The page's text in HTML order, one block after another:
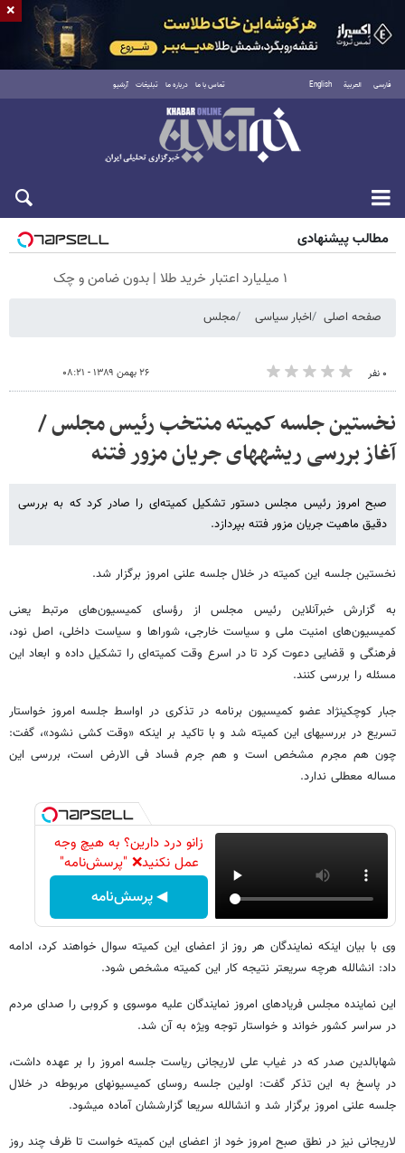
فارسی العربية English تماس با ما درباره ما تبلیغات آرشیو
جمعه ۱۶ مرداد ۱۴۰۵
مطالب پیشنهادی
۱ میلیارد اعتبار خرید طلا | بدون ضامن و چک
صفحه اصلی اخبار سیاسی مجلس
۰ نفر ۲۶ بهمن ۱۳۸۹ - ۰۸:۲۱
نخستین جلسه کمیته منتخب رئیس مجلس /
آغاز بررسی ریشه​های جریان مزور فتنه
صبح امروز رئیس مجلس دستور تشکیل کمیته‌ای را صادر کرد که به بررسی
دقیق ماهیت جریان مزور فتنه بپردازد.
نخستین جلسه این کمیته در خلال جلسه علنی امروز برگزار شد.
به گزارش خبرآنلاین رئیس مجلس از رؤسای کمیسیون‌های مرتبط یعنی
کمیسیون‌های امنیت ملی و سیاست خارجی، شوراها و سیاست داخلی، اصل نود،
فرهنگی و قضایی دعوت کرد تا در اسرع وقت کمیته‌ای را تشکیل داده و ابعاد این
مسئله را بررسی کنند.
جبار کوچکی​نژاد عضو کمیسیون برنامه در تذکری در اواسط جلسه امروز خواستار
تسریع در بررسی​های این کمیته شد و با تاکید بر اینکه «وقت کشی نشود»، گفت:
چون هم مجرم مشخص است و هم جرم فساد فی الارض است، بررسی این
مساله معطلی ندارد.
زانو درد دارین؟ به هیچ وجه
عمل نکنید❌ "پرسش‌نامه"
◀ پرسش‌نامه
وی با بیان اینکه نمایندگان هر روز از اعضای این کمیته سوال خواهند کرد، ادامه
داد: انشالله هرچه سریعتر نتیجه کار این کمیته مشخص شود.
این نماینده مجلس فریادهای امروز نمایندگان علیه موسوی و کروبی را صدای مردم
در سراسر کشور خواند و خواستار توجه ویژه به آن شد.
شهاب​الدین صدر که در غیاب علی لاریجانی ریاست جلسه امروز را بر عهده داشت،
در پاسخ به این تذکر گفت: اولین جلسه روسای کمیسیون​های مربوطه در خلال
جلسه علنی امروز برگزار شد و انشالله سریعا گزارششان آماده می​شود.
لاریجانی نیز در نطق صبح امروز خود از اعضای این کمیته خواست تا ظرف چند روز
×